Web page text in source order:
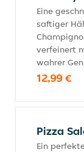
Eine
saftiger
verfeinert
wahrer
12,99 €
Pizza
Ein